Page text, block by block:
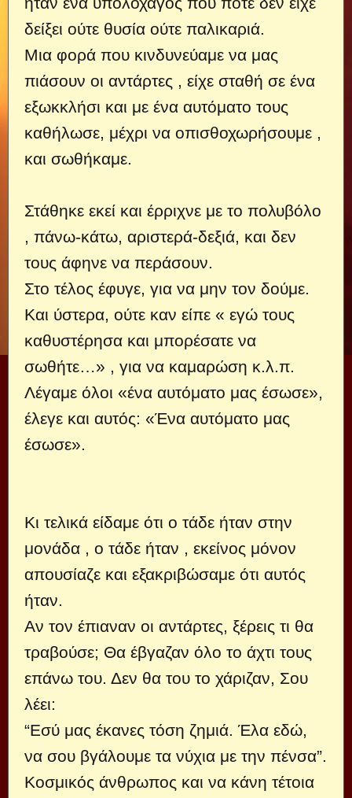
δείξει ούτε θυσία ούτε παλικαριά.
Μια φορά που κινδυνεύαμε να μας
πιάσουν οι αντάρτες , είχε σταθή σε ένα
εξωκκλήσι και με ένα αυτόματο τους
καθήλωσε, μέχρι να οπισθοχωρήσουμε ,
και σωθήκαμε.
Στάθηκε εκεί και έρριχνε με το πολυβόλο
, πάνω-κάτω, αριστερά-δεξιά, και δεν
τους άφηνε να περάσουν.
Στο τέλος έφυγε, για να μην τον δούμε.
Και ύστερα, ούτε καν είπε « εγώ τους
καθυστέρησα και μπορέσατε να
σωθήτε…» , για να καμαρώση κ.λ.π.
Λέγαμε όλοι «ένα αυτόματο μας έσωσε»,
έλεγε και αυτός: «Ένα αυτόματο μας
έσωσε».
Κι τελικά είδαμε ότι ο τάδε ήταν στην
μονάδα , ο τάδε ήταν , εκείνος μόνον
απουσίαζε και εξακριβώσαμε ότι αυτός
ήταν.
Αν τον έπιαναν οι αντάρτες, ξέρεις τι θα
τραβούσε; Θα έβγαζαν όλο το άχτι τους
επάνω του. Δεν θα του το χάριζαν, Σου
λέει:
“Εσύ μας έκανες τόση ζημιά. Έλα εδώ,
να σου βγάλουμε τα νύχια με την πένσα”.
Κοσμικός άνθρωπος και να κάνη τέτοια